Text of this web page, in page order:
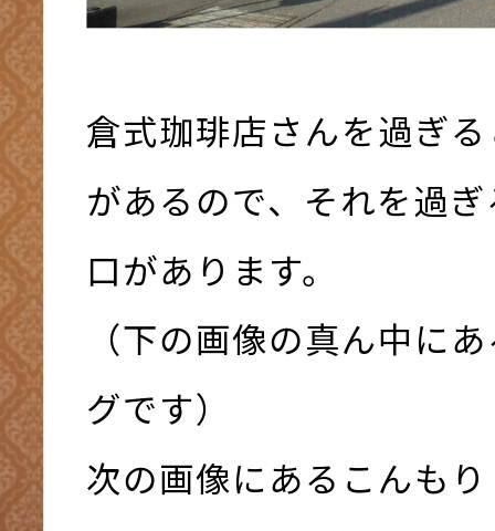
倉式珈琲店さんを過ぎ
があるので、それを過
口があります。
（下の画像の真ん中に
グです）
次の画像にあるこんも